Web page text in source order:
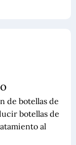
de botellas de
botellas de
al